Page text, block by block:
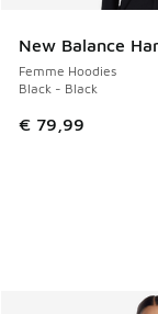
New Balance
Femme Hoodies
Black - Black
€ 79,99